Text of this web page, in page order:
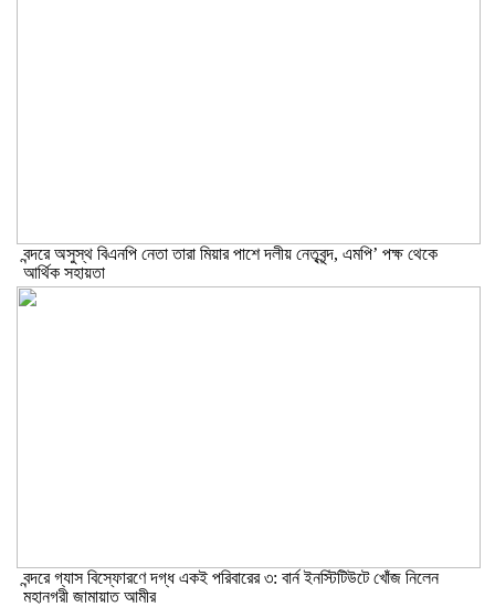
বন্দরে অসুস্থ বিএনপি নেতা তারা মিয়ার পাশে দলীয় নেতৃবৃন্দ, এমপি’ পক্ষ থেকে
আর্থিক সহায়তা
বন্দরে গ্যাস বিস্ফোরণে দগ্ধ একই পরিবারের ৩: বার্ন ইনস্টিটিউটে খোঁজ নিলেন
মহানগরী জামায়াত আমীর